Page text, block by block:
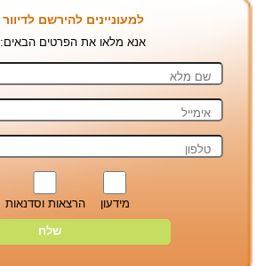
למעוניינים להירשם לדיוור
אנא מלאו את הפרטים הבאים:
מידעון הרצאות וסדנאות